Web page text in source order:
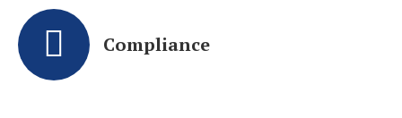
Compliance